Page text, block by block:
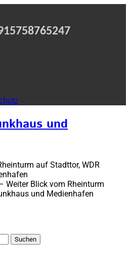
und
Weiter Blick vom Rheinturm
und Medienhafen